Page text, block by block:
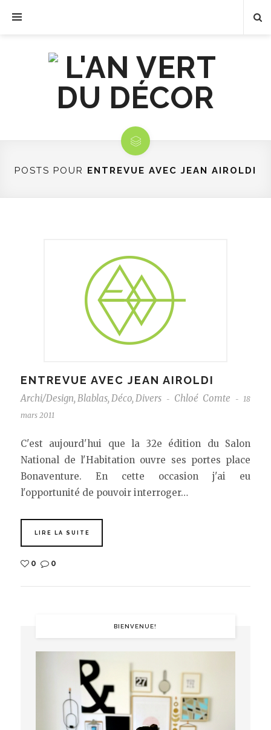
POSTS POUR ENTREVUE AVEC JEAN AIROLDI
ENTREVUE AVEC JEAN AIROLDI
Archi/Design, Blablas, Déco, Divers - Chloé Comte -
18
mars 2011
C'est aujourd'hui que la 32e édition du Salon
National de l'Habitation ouvre ses portes place
Bonaventure. En cette occasion j'ai eu
l'opportunité de pouvoir interroger…
LIRE LA SUITE
0 0
BIENVENUE!